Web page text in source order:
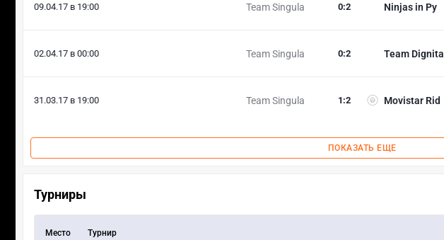
09.04.17 в 19:00 Team Singula Ninjas in Py
0:2
02.04.17 в 00:00 Team Singula Team Dignita
0:2
31.03.17 в 19:00 Team Singula Movistar Rid
1 :2
ПОКАЗАТЬ ЕЩЕ
Турниры
Место Турнир